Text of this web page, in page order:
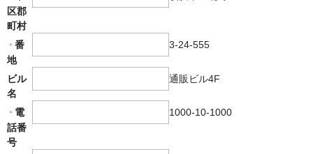
中古車情報
修理・車検
部品・用品
ETC ETC2.0
WEBSTORE
区郡
町村
＊ 番
地
3-24-555
ビル
名
通販ビル4F
＊ 電
話番
号
1000-10-1000